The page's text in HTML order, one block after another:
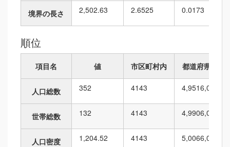
境界の長さ 2,502.63 2.6525 0.0173
順位
項目名 値 市区町村内 都道府県内
人口総数 352 4143 4,9516,010
世帯総数 132 4143 4,9906,010
人口密度 1,204.52 4143 5,0066,010